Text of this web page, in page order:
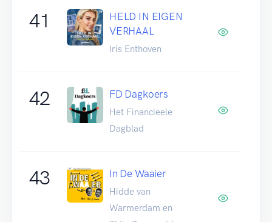
41
HELD IN EIGEN
VERHAAL
Iris Enthoven
42 FD Dagkoers
Het Financieele
Dagblad
43 In De Waaier
Hidde van
Warmerdam en